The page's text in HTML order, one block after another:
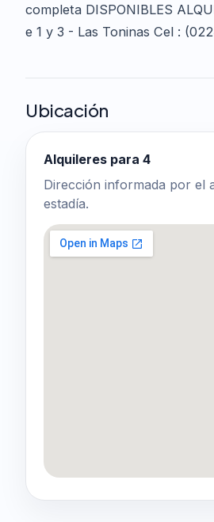
completa DISPONIBLES
e 1 y 3 - Las Toninas Cel :
Ubicación
Alquileres para 4
Dirección informada por el
estadía.